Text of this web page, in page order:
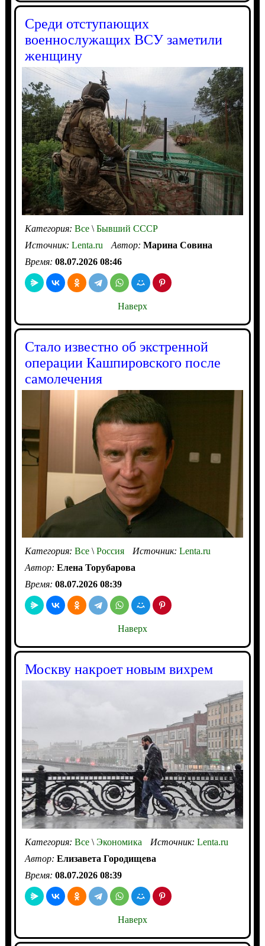
Среди отступающих
военнослужащих ВСУ заметили
женщину
Категория: Все\Бывший СССР
Источник: Lenta.ru Автор: Марина Совина
Время: 08.07.2026 08:46
Наверх
Стало известно об экстренной
операции Кашпировского после
самолечения
Категория: Все\Россия Источник: Lenta.ru
Автор: Елена Торубарова
Время: 08.07.2026 08:39
Наверх
Москву накроет новым вихрем
Категория: Все\Экономика Источник: Lenta.ru
Автор: Елизавета Городищева
Время: 08.07.2026 08:39
Наверх